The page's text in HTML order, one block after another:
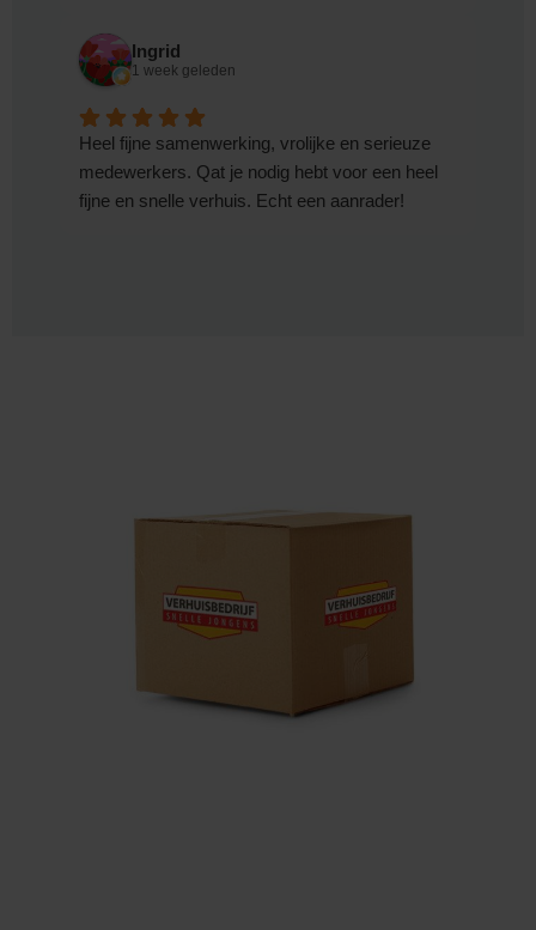
Ingrid
1 week geleden
Heel fijne samenwerking, vrolijke en serieuze
medewerkers. Qat je nodig hebt voor een heel
fijne en snelle verhuis. Echt een aanrader!